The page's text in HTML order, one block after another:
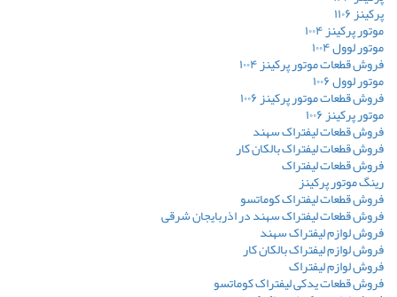
پرکینز ۱۱۰۶
موتور پرکینز ۱۰۰۴
موتور لوول ۱۰۰۴
فروش قطعات موتور پرکینز ۱۰۰۴
موتور لوول ۱۰۰۶
فروش قطعات موتور پرکینز ۱۰۰۶
موتور پرکینز ۱۰۰۶
فروش قطعات لیفتراک سهند
فروش قطعات لیفتراک بالکان کار
فروش قطعات لیفتراک
رینگ موتور پرکینز
فروش قطعات لیفتراک کوماتسو
فروش قطعات لیفتراک سهند در اذربایجان شرقی
فروش لوازم لیفتراک سهند
فروش لوازم لیفتراک بالکان کار
فروش لوازم لیفتراک
فروش قطعات یدکی لیفتراک کوماتسو